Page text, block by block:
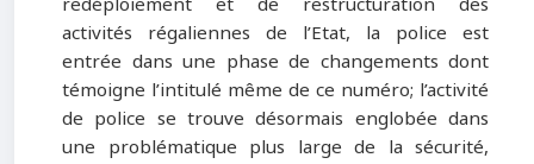
activités régaliennes de l’Etat, la police est
entrée dans une phase de changements dont
témoigne l’intitulé même de ce numéro; l’activité
de police se trouve désormais englobée dans
une problématique plus large de la sécurité,